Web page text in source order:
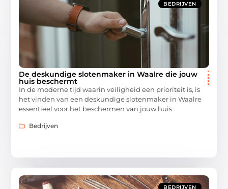
BEDRIJVEN
De deskundige slotenmaker in Waalre die jouw
huis beschermt
In de moderne tijd waarin veiligheid een prioriteit is, is
het vinden van een deskundige slotenmaker in Waalre
essentieel voor het beschermen van jouw huis
Bedrijven
BEDRIJVEN